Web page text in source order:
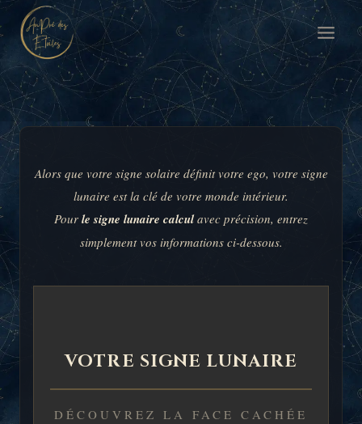
Aller
au
contenu
Alors que votre signe solaire définit votre ego, votre signe
lunaire est la clé de votre monde intérieur.
Pour le signe lunaire calculavec précision, entrez
simplement vos informations ci-dessous.
VOTRE SIGNE LUNAIRE
DÉCOUVREZ LA FACE CACHÉE